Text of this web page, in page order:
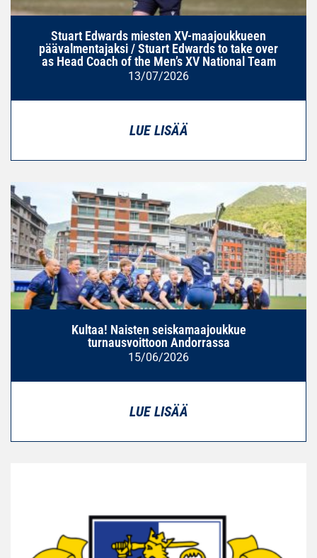
Stuart Edwards miesten XV-maajoukkueen
päävalmentajaksi / Stuart Edwards to take over
as Head Coach of the Men’s XV National Team
13/07/2026
LUE LISÄÄ
Kultaa! Naisten seiskamaajoukkue
turnausvoittoon Andorrassa
15/06/2026
LUE LISÄÄ